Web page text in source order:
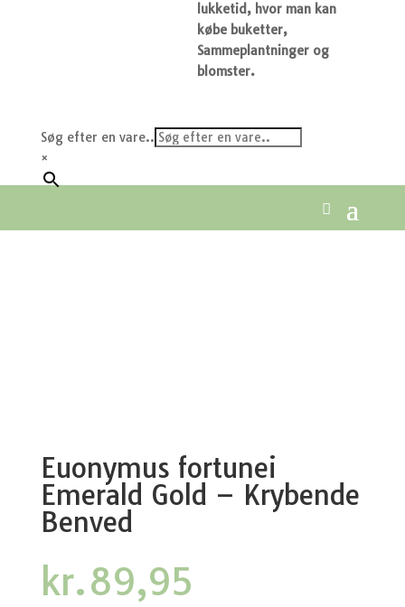
lukketid, hvor man kan
købe buketter,
Sammeplantninger og
blomster.
Søg efter en vare..
×
Euonymus fortunei
Emerald Gold – Krybende
Benved
kr.89,95